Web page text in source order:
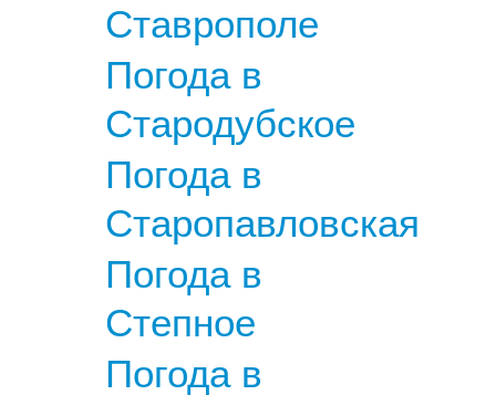
Ставрополе
Погода в
Стародубское
Погода в
Старопавловская
Погода в
Степное
Погода в